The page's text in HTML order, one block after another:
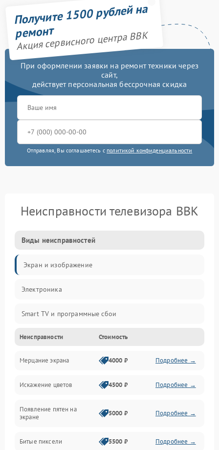
Получите 1500 рублей на
ремонт
Акция сервисного центра BBK
При оформлении заявки на ремонт техники через
сайт,
действует персональная бессрочная скидка
Отправляя, Вы соглашаетесь с политикой конфиденциальности
Неисправности телевизора BBK
Виды неисправностей
Экран и изображение
Электроника
Smart TV и программные сбои
Питание и запуск
Подсветка и LED-модули
Звук и аудиосистема
Сигнал и приём каналов
Неисправности Стоимость
Мерцание экрана 4000 ₽ Подробнее →
Искажение цветов 4500 ₽ Подробнее →
Появление пятен на
экране
5000 ₽ Подробнее →
Битые пиксели 5500 ₽ Подробнее →